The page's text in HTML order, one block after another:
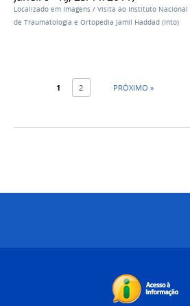
Localizado em Imagens / Visita ao Instituto Nacional
de Traumatologia e Ortopedia Jamil Haddad (Into)
1 2 PRÓXIMO »